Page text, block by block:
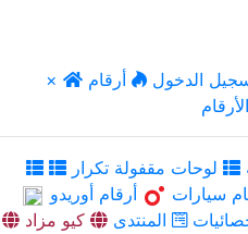
× الدخول
أرقام
لوحات مقفولة تكرار
سيارات
أرقام أوريدو
المنتدى
كيو مزاد